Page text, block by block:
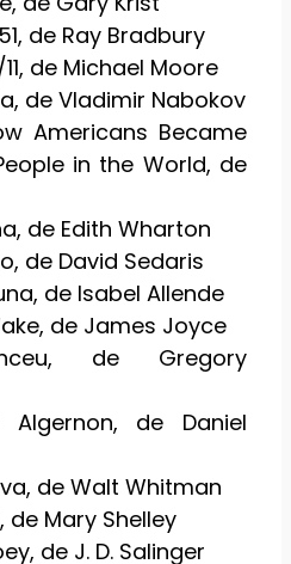
de Ray Bradbury
de Michael Moore
de Vladimir Nabokov
Americans Became
in the World, de
de Edith Wharton
de David Sedaris
de Isabel Allende
de James Joyce
de Gregory
Algernon, de Daniel
de Walt Whitman
de Mary Shelley
de J. D. Salinger